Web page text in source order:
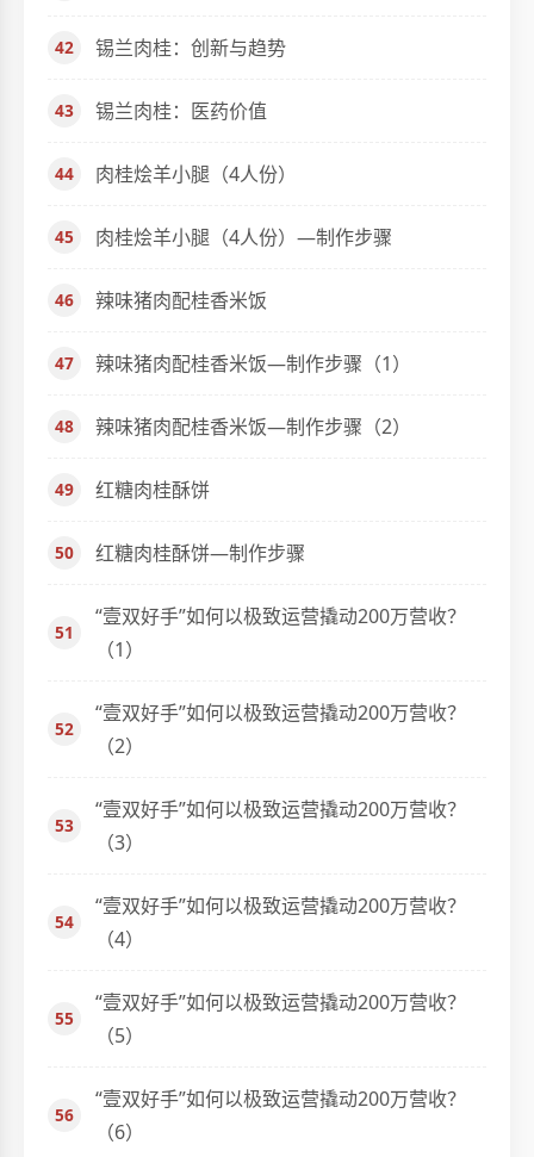
锡兰肉桂：创新与趋势
锡兰肉桂：医药价值
肉桂烩羊小腿（4人份）
肉桂烩羊小腿（4人份）—制作步骤
辣味猪肉配桂香米饭
辣味猪肉配桂香米饭—制作步骤（1）
辣味猪肉配桂香米饭—制作步骤（2）
红糖肉桂酥饼
红糖肉桂酥饼—制作步骤
“壹双好手”如何以极致运营撬动200万营收？
（1）
“壹双好手”如何以极致运营撬动200万营收？
（2）
“壹双好手”如何以极致运营撬动200万营收？
（3）
“壹双好手”如何以极致运营撬动200万营收？
（4）
“壹双好手”如何以极致运营撬动200万营收？
（5）
“壹双好手”如何以极致运营撬动200万营收？
（6）